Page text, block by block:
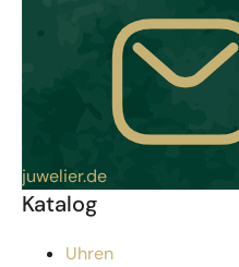
juwelier.de
Katalog
Uhren